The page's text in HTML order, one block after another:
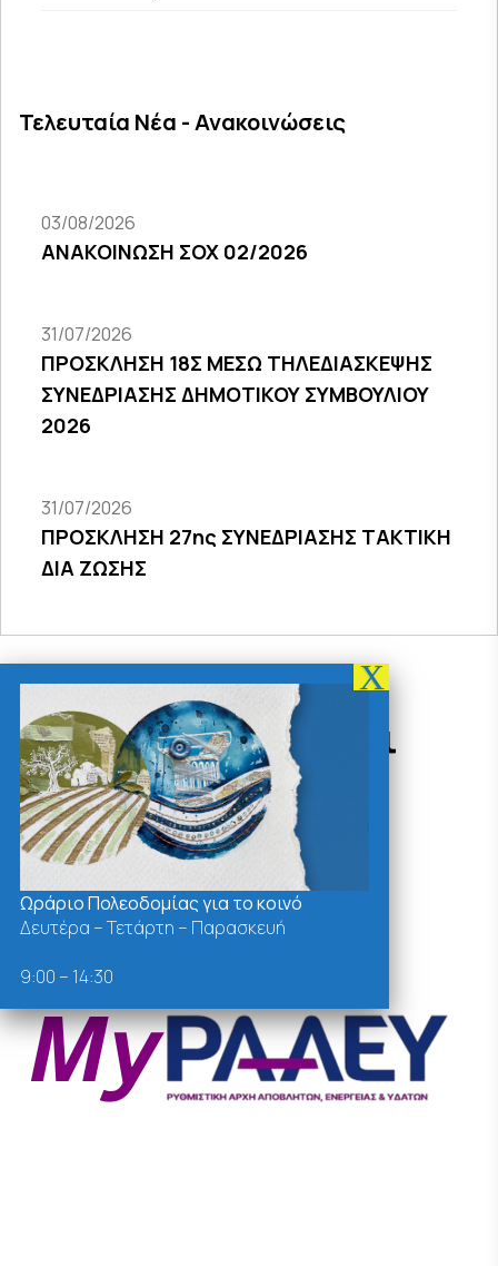
Τελευταία Νέα - Ανακοινώσεις
03/08/2026
ΑΝΑΚΟΙΝΩΣΗ ΣΟΧ 02/2026
31/07/2026
ΠΡΟΣΚΛΗΣΗ 18Σ ΜΕΣΩ ΤΗΛΕΔΙΑΣΚΕΨΗΣ
ΣΥΝΕΔΡΙΑΣΗΣ ΔΗΜΟΤΙΚΟΥ ΣΥΜΒΟΥΛΙΟΥ
2026
31/07/2026
ΠΡΟΣΚΛΗΣΗ 27ης ΣΥΝΕΔΡΙΑΣΗΣ ΤΑΚΤΙΚΗ
ΔΙΑ ΖΩΣΗΣ
Δράσεις - Χρήσιμοι
Σύνδεσμοι
Ωράριο Πολεοδομίας για το κοινό
Δευτέρα – Τετάρτη – Παρασκευή
9:00 – 14:30